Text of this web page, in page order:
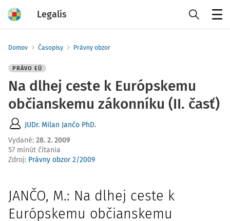
Legalis
Domov Časopisy Právny obzor
PRÁVO EÚ
Na dlhej ceste k Európskemu
občianskemu zákonníku (II. časť)
JUDr. Milan Jančo PhD.
Vydané: 28. 2. 2009
57 minút čítania
Zdroj: Právny obzor 2/2009
JANČO, M.: Na dlhej ceste k
Európskemu občianskemu